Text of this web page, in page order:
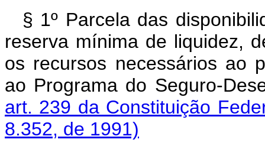
§ 1º Parcela das
reserva mínima de liquidez,
os recursos necessários ao
ao Programa do Seguro-
art. 239 da Constituição
8.352, de 1991)